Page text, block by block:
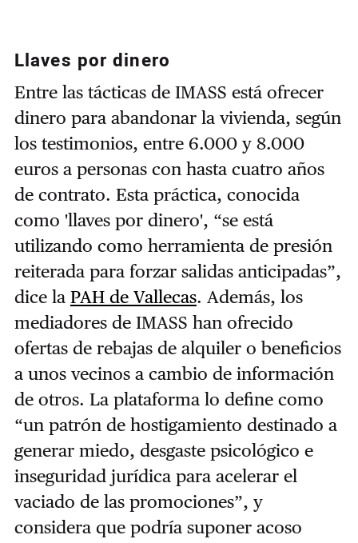
Llaves por dinero
Entre las tácticas de IMASS está ofrecer
dinero para abandonar la vivienda, según
los testimonios, entre 6.000 y 8.000
euros a personas con hasta cuatro años
de contrato. Esta práctica, conocida
como 'llaves por dinero', “se está
utilizando como herramienta de presión
reiterada para forzar salidas anticipadas”,
dice la PAH de Vallecas. Además, los
mediadores de IMASS han ofrecido
ofertas de rebajas de alquiler o beneficios
a unos vecinos a cambio de información
de otros. La plataforma lo define como
“un patrón de hostigamiento destinado a
generar miedo, desgaste psicológico e
inseguridad jurídica para acelerar el
vaciado de las promociones”, y
considera que podría suponer acoso